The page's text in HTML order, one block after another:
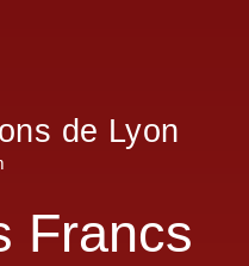
de Lyon
Francs